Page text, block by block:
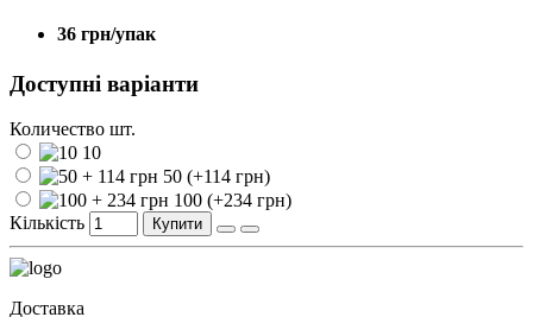
36 грн/упак
Доступні варіанти
Количество шт.
10
50 (+114 грн)
100 (+234 грн)
Кількість
Купити
Доставка